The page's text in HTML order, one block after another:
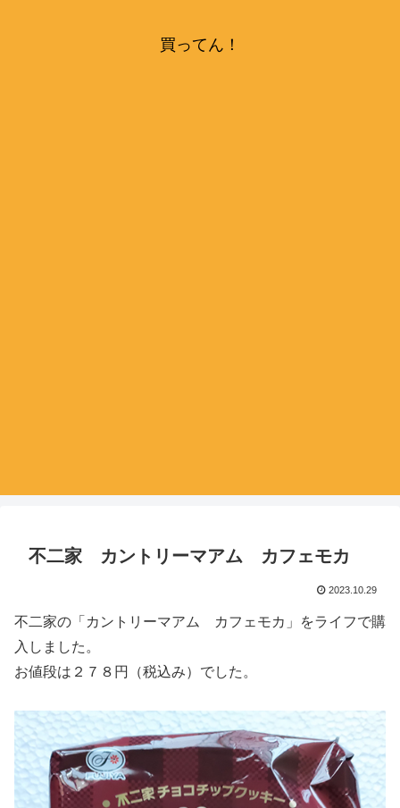
買ってん！
不二家 カントリーマアム カフェモカ
2023.10.29
不二家の「カントリーマアム カフェモカ」をライフで購
入しました。
お値段は２７８円（税込み）でした。